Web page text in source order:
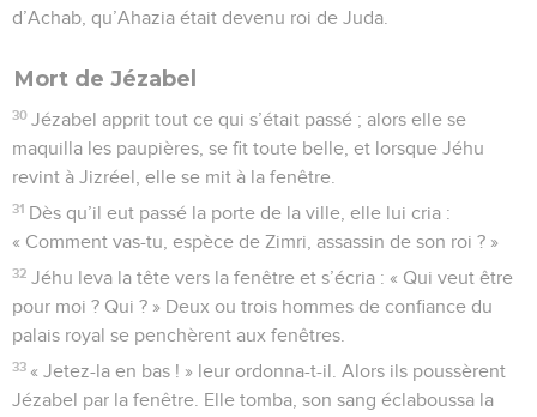
d’Achab, qu’Ahazia était devenu roi de Juda.
Mort de Jézabel
30 Jézabel apprit tout ce qui s’était passé ; alors elle se
maquilla les paupières, se fit toute belle, et lorsque Jéhu
revint à Jizréel, elle se mit à la fenêtre.
31 Dès qu’il eut passé la porte de la ville, elle lui cria :
« Comment vas-tu, espèce de Zimri, assassin de son roi ? »
32 Jéhu leva la tête vers la fenêtre et s’écria : « Qui veut être
pour moi ? Qui ? » Deux ou trois hommes de confiance du
palais royal se penchèrent aux fenêtres.
33 « Jetez-la en bas ! » leur ordonna-t-il. Alors ils poussèrent
Jézabel par la fenêtre. Elle tomba, son sang éclaboussa la